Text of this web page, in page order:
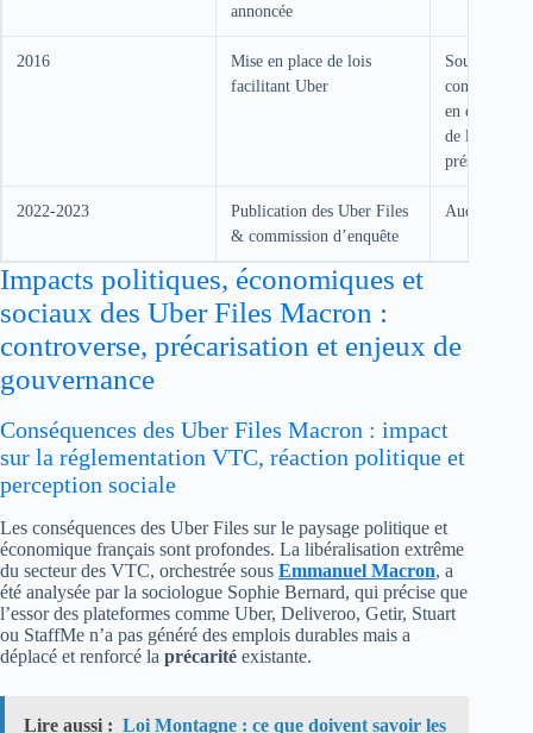
annoncée
2016
Mise en place de lois
facilitant Uber
Soutien
en échange
de la
présidentiel
2022-2023
Publication des Uber Files
& commission d’enquête
Auditions et
Impacts politiques, économiques et
sociaux des Uber Files Macron :
controverse, précarisation et enjeux de
gouvernance
Conséquences des Uber Files Macron : impact
sur la réglementation VTC, réaction politique et
perception sociale
Les conséquences des Uber Files sur le paysage politique et
économique français sont profondes. La libéralisation extrême
du secteur des VTC, orchestrée sous Emmanuel Macron, a
été analysée par la sociologue Sophie Bernard, qui précise que
l’essor des plateformes comme Uber, Deliveroo, Getir, Stuart
ou StaffMe n’a pas généré des emplois durables mais a
déplacé et renforcé la précarité existante.
Lire aussi : Loi Montagne : ce que doivent savoir les